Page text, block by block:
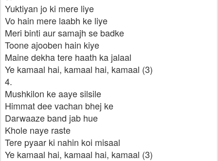
Yuktiyan jo ki mere liye
Vo hain mere laabh ke liye
Meri binti aur samajh se badke
Toone ajooben hain kiye
Maine dekha tere haath ka jalaal
Ye kamaal hai, kamaal hai, kamaal (3)
4.
Mushkilon ke aaye silsile
Himmat dee vachan bhej ke
Darwaaze band jab hue
Khole naye raste
Tere pyaar ki nahin koi misaal
Ye kamaal hai, kamaal hai, kamaal (3)